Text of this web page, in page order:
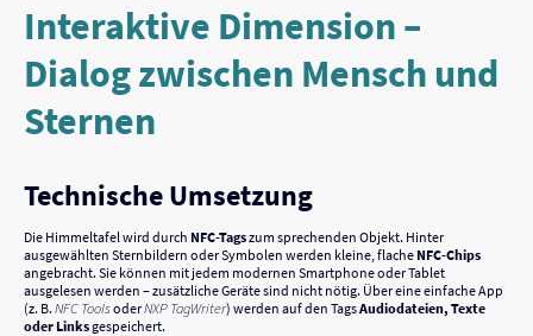
Interaktive Dimension –
Dialog zwischen Mensch und
Sternen
Technische Umsetzung
Die Himmeltafel wird durch NFC-Tagszum sprechenden Objekt. Hinter
ausgewählten Sternbildern oder Symbolen werden kleine, flache NFC-Chips
angebracht. Sie können mit jedem modernen Smartphone oder Tablet
ausgelesen werden – zusätzliche Geräte sind nicht nötig. Über eine einfache App
(z. B. NFC ToolsoderNXP TagWriter) werden auf den TagsAudiodateien, Texte
oder Linksgespeichert.